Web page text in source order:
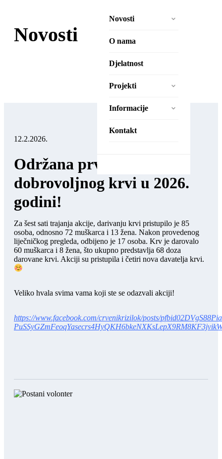
Novosti
Aktivnosti
Natječaji
Projekti
O nama
Djelatnost
Projekti
Zaželi – Ostvari!
Zaželi – Ostvari II
Informacije
Izjava o pristupačnosti
Kontakt
Novosti
12.2.2026.
Održana prva akcija
dobrovoljnog krvi u 2026.
godini!
Za šest sati trajanja akcije, darivanju krvi pristupilo je 85
osoba, odnosno 72 muškarca i 13 žena. Nakon provedenog
liječničkog pregleda, odbijeno je 17 osoba. Krv je darovalo
60 muškarca i 8 žena, što ukupno predstavlja 68 doza
darovane krvi. Akciji su pristupila i četiri nova davatelja krvi.
Veliko hvala svima vama koji ste se odazvali akciji!
https://www.facebook.com/crvenikrizilok/posts/